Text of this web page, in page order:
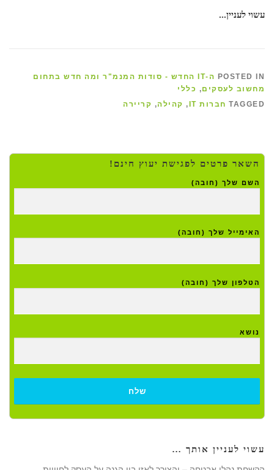
עשוי לעניין...
POSTED IN
ה-IT החדש - סודות המנמ"ר ומה חדש בתחום
מחשוב לעסקים, כללי
TAGGED חברות IT , קהילה, קריירה
השאר פרטים לפגישת יעוץ חינם!
השם שלך (חובה)
האימייל שלך (חובה)
הטלפון שלך (חובה)
נושא
עשוי לעניין אותך …